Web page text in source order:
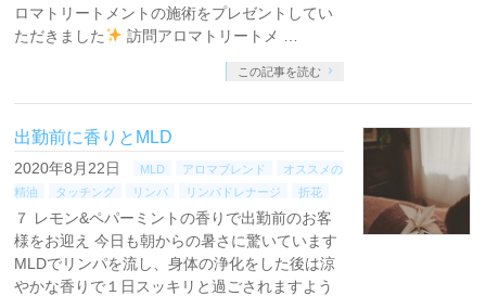
ロマトリートメントの施術をプレゼントしてい
ただきました
訪問アロマトリートメ …
この記事を読む
出勤前に香りとMLD
2020年8月22日 MLD アロマブレンド
オススメの
精油
タッチング リンパ リンパドレナージ 折花
７ レモン&ペパーミントの香りで出勤前のお客
様をお迎え 今日も朝からの暑さに驚いています
MLDでリンパを流し、身体の浄化をした後は涼
やかな香りで１日スッキリと過ごされますよう